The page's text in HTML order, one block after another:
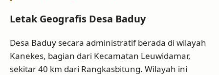
Letak Geografis Desa Baduy
Desa Baduy secara administratif berada di wilayah
Kanekes, bagian dari Kecamatan Leuwidamar,
sekitar 40 km dari Rangkasbitung. Wilayah ini